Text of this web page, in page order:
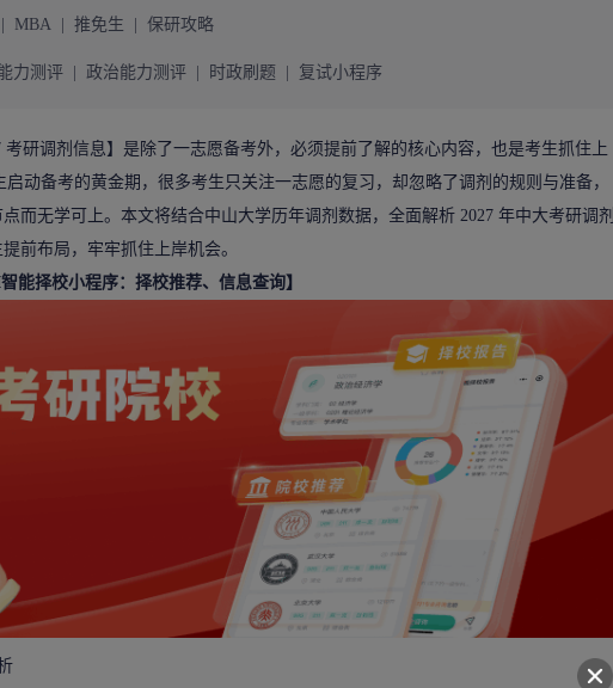
MBA 推免生 保研攻略
力测评 政治能力测评 时政刷题 复试小程序
考研调剂信息】是除了一志愿备考外，必须提前了解的核心内容，也是考生抓住上
动备考的黄金期，很多考生只关注一志愿的复习，却忽略了调剂的规则与准备，
而无学可上。本文将结合中山大学历年调剂数据，全面解析 2027 年中大考研调剂
前布局，牢牢抓住上岸机会。
能择校小程序：择校推荐、信息查询】